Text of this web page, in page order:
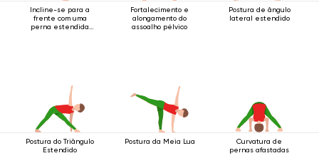
Incline-se para a
frente com uma
perna estendida
Fortalecimento e
alongamento do
assoalho pélvico
Postura de ângulo
lateral estendido
Postura do Triângulo
Estendido
Postura da Meia Lua
Curvatura de
pernas afastadas